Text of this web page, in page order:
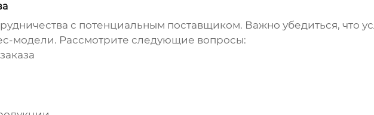
с потенциальным поставщиком. Важно убедиться, что
модели. Рассмотрите следующие вопросы: